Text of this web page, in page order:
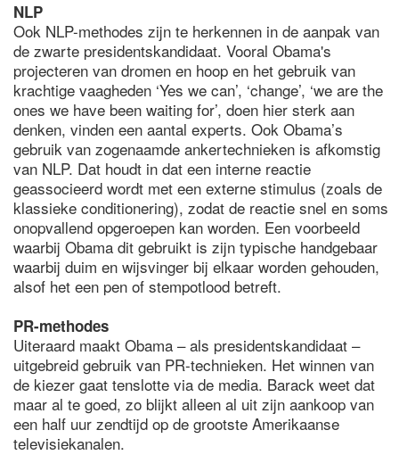
NLP
Ook NLP-methodes zijn te herkennen in de aanpak van
de zwarte presidentskandidaat. Vooral Obama's
projecteren van dromen en hoop en het gebruik van
krachtige vaagheden ‘Yes we can’, ‘change’, ‘we are the
ones we have been waiting for’, doen hier sterk aan
denken, vinden een aantal experts. Ook Obama’s
gebruik van zogenaamde ankertechnieken is afkomstig
van NLP. Dat houdt in dat een interne reactie
geassocieerd wordt met een externe stimulus (zoals de
klassieke conditionering), zodat de reactie snel en soms
onopvallend opgeroepen kan worden. Een voorbeeld
waarbij Obama dit gebruikt is zijn typische handgebaar
waarbij duim en wijsvinger bij elkaar worden gehouden,
alsof het een pen of stempotlood betreft.
PR-methodes
Uiteraard maakt Obama – als presidentskandidaat –
uitgebreid gebruik van PR-technieken. Het winnen van
de kiezer gaat tenslotte via de media. Barack weet dat
maar al te goed, zo blijkt alleen al uit zijn aankoop van
een half uur zendtijd op de grootste Amerikaanse
televisiekanalen.